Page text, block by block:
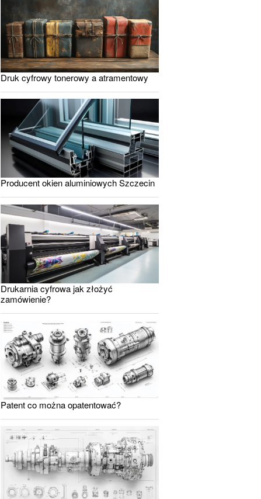
Druk cyfrowy tonerowy a atramentowy
Producent okien aluminiowych Szczecin
Drukarnia cyfrowa jak złożyć
zamówienie?
Patent co można opatentować?